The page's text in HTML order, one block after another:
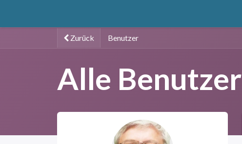
Zurück Benutzer
Alle Benutzer